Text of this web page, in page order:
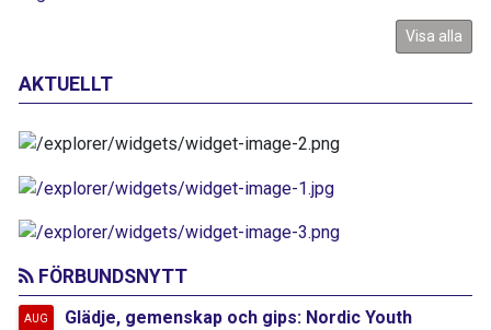
Visa alla
AKTUELLT
FÖRBUNDSNYTT
AUG
Glädje, gemenskap och gips: Nordic Youth